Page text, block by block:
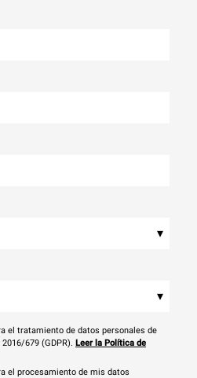
▾
▾
el tratamiento de datos personales de
679 (GDPR). Leer la Política de
el procesamiento de mis datos